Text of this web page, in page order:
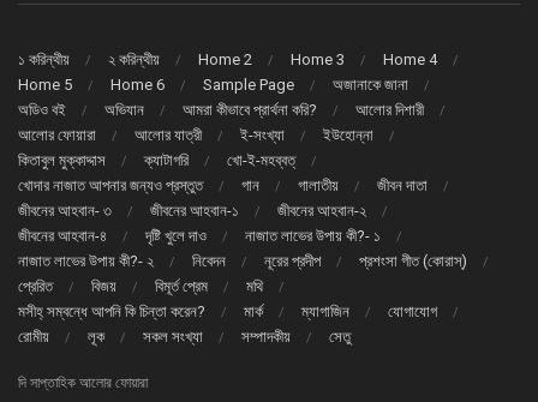
১ করিন্থীয় ২ করিন্থীয় Home 2 Home 3
Home 4
Home 5
Home 6 Sample Page
অজানাকে জানা
অডিও বই
অভিযান আমরা কীভাবে প্রার্থনা করি?
আলোর দিশারী
আলোর ফোয়ারা
আলোর যাত্রী ই-সংখ্যা
ইউহোন্না
কিতাবুল মুক্কাদ্দাস
ক্যাটাগরি
খো-ই-মহব্বত্
খোদার নাজাত আপনার জন্যও প্রস্তুত
গান গালাতীয়
জীবন দাতা
জীবনের আহবান- ৩
জীবনের আহবান-১
জীবনের আহবান-২
জীবনের আহবান-৪
দৃষ্টি খুলে দাও
নাজাত লাভের উপায় কী?- ১
নাজাত লাভের উপায় কী?- ২
নিবেদন নূরের প্রদীপ
প্রশংসা গীত (কোরাস্)
প্রেরিত
বিজয় বিমূর্ত প্রেম
মথি
মসীহ্ সম্বন্ধে আপনি কি চিন্তা করেন?
মার্ক ম্যাগাজিন
যোগাযোগ
রোমীয়
লূক সকল সংখ্যা সম্পাদকীয় সেতু
দি সাপ্তাহিক আলোর ফোয়ারা